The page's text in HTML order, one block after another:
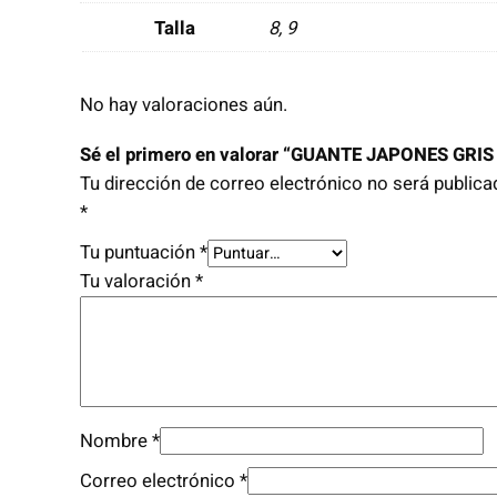
A
N
S
G
R
S
G
S
O
(
Talla 8, 9
No hay valoraciones aún.
Sé el primero en valorar “GUANTE JAPONES GRIS
Tu dirección de correo electrónico no será
*
Tu puntuación*
Tu valoración*
Nombre*
Correo electrónico *